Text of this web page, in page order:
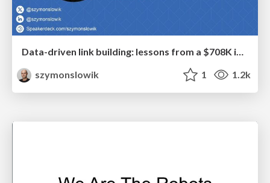
szymonslowik
1 1.2k